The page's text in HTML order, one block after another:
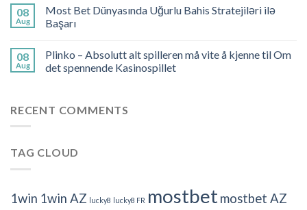
08
Aug
Most Bet Dünyasında Uğurlu Bahis Stratejiləri ilə
Başarı
08
Aug
Plinko – Absolutt alt spilleren må vite å kjenne til Om
det spennende Kasinospillet
RECENT COMMENTS
TAG CLOUD
1win 1win AZ lucky8 lucky8 FR mostbetmostbet AZ